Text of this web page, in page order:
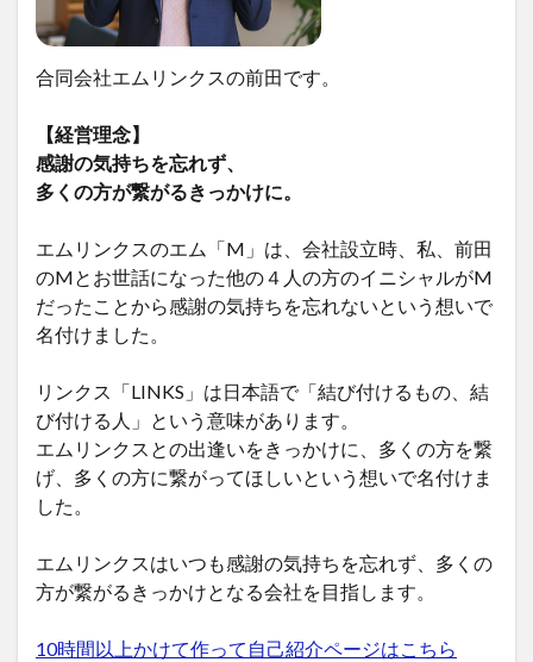
合同会社エムリンクスの前田です。
【経営理念】
感謝の気持ちを忘れず、
多くの方が繋がるきっかけに。
エムリンクスのエム「M」は、会社設立時、私、前田
のMとお世話になった他の４人の方のイニシャルがM
だったことから感謝の気持ちを忘れないという想いで
名付けました。
リンクス「LINKS」は日本語で「結び付けるもの、結
び付ける人」という意味があります。
エムリンクスとの出逢いをきっかけに、多くの方を繋
げ、多くの方に繋がってほしいという想いで名付けま
した。
エムリンクスはいつも感謝の気持ちを忘れず、多くの
方が繋がるきっかけとなる会社を目指します。
10時間以上かけて作って自己紹介ページはこちら